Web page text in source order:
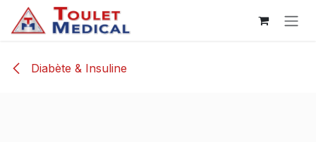
Se rendre au contenu
Diabète & Insuline